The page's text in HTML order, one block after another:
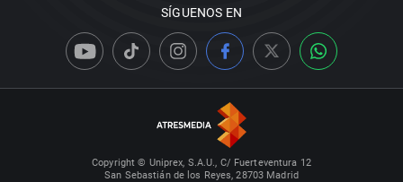
SÍGUENOS EN
Copyright © Uniprex, S.A.U., C/ Fuerteventura 12
San Sebastián de los Reyes, 28703 Madrid